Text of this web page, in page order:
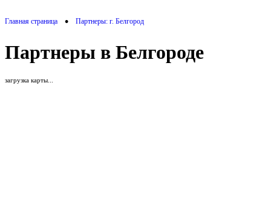
Главная страница • Партнеры: г. Белгород
Партнеры в Белгороде
загрузка карты...